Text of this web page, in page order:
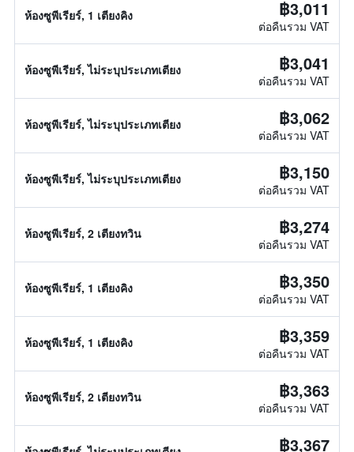
ห้องซูพีเรียร์, 1 เตียงคิง ฿3,011
ต่อคืนรวม VAT
ห้องซูพีเรียร์, ไม่ระบุประเภทเตียง ฿3,041
ต่อคืนรวม VAT
ห้องซูพีเรียร์, ไม่ระบุประเภทเตียง ฿3,062
ต่อคืนรวม VAT
ห้องซูพีเรียร์, ไม่ระบุประเภทเตียง ฿3,150
ต่อคืนรวม VAT
ห้องซูพีเรียร์, 2 เตียงทวิน ฿3,274
ต่อคืนรวม VAT
ห้องซูพีเรียร์, 1 เตียงคิง ฿3,350
ต่อคืนรวม VAT
ห้องซูพีเรียร์, 1 เตียงคิง ฿3,359
ต่อคืนรวม VAT
ห้องซูพีเรียร์, 2 เตียงทวิน ฿3,363
ต่อคืนรวม VAT
฿3,367